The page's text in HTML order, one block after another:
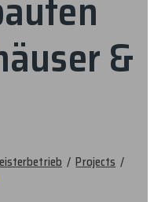
&
/Projects /